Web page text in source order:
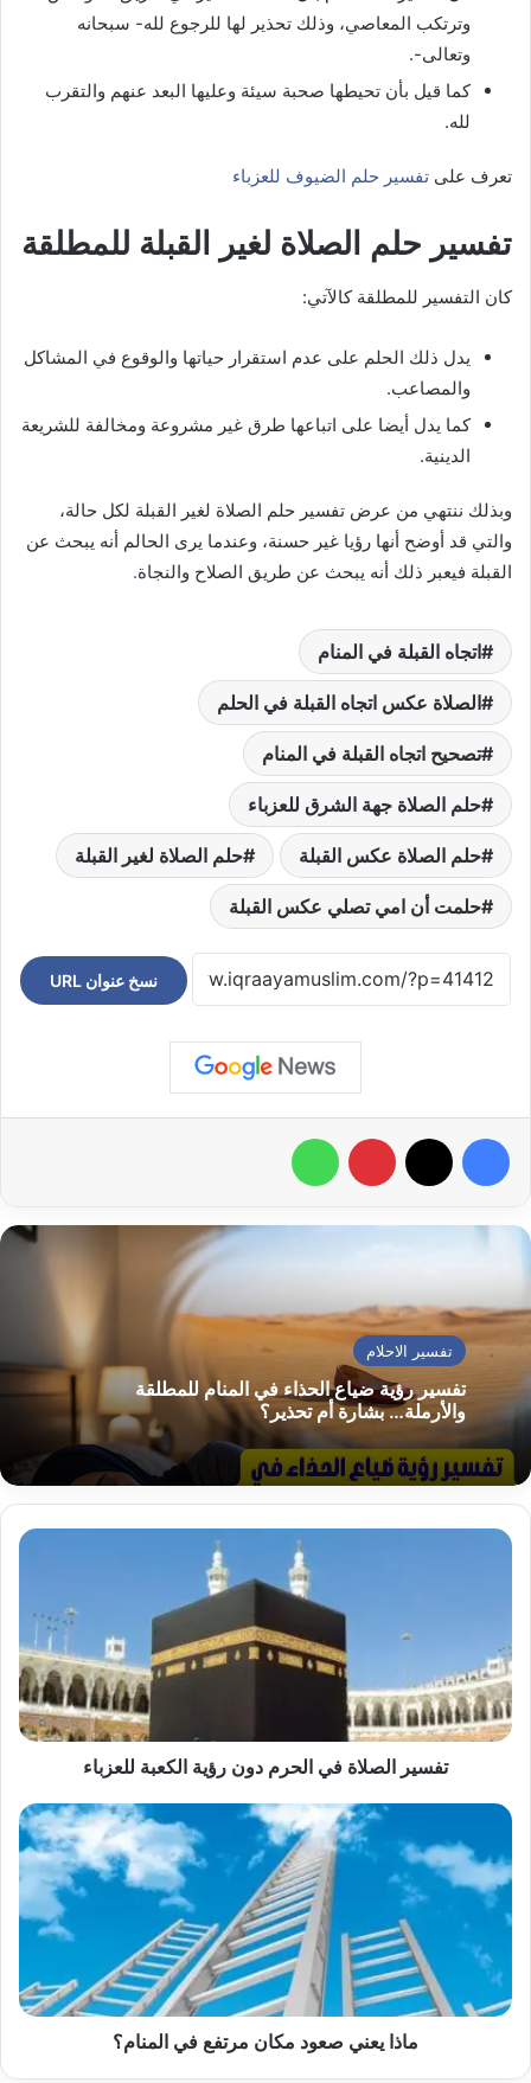
وترتكب المعاصي، وذلك تحذير لها للرجوع لله- سبحانه
وتعالى-.
كما قيل بأن تحيطها صحبة سيئة وعليها البعد عنهم والتقرب
لله.
تعرف على تفسير حلم الضيوف للعزباء
تفسير حلم الصلاة لغير القبلة للمطلقة
كان التفسير للمطلقة كالآتي:
يدل ذلك الحلم على عدم استقرار حياتها والوقوع في المشاكل
والمصاعب.
كما يدل أيضا على اتباعها طرق غير مشروعة ومخالفة للشريعة
الدينية.
وبذلك ننتهي من عرض تفسير حلم الصلاة لغير القبلة لكل حالة،
والتي قد أوضح أنها رؤيا غير حسنة، وعندما يرى الحالم أنه يبحث عن
القبلة فيعبر ذلك أنه يبحث عن طريق الصلاح والنجاة.
اتجاه القبلة في المنام
الصلاة عكس اتجاه القبلة في الحلم
تصحيح اتجاه القبلة في المنام
حلم الصلاة جهة الشرق للعزباء
حلم الصلاة عكس القبلة حلم الصلاة لغير القبلة
حلمت أن امي تصلي عكس القبلة
نسخ عنوان URL
فيسبوك بينتيريست
تفسير الاحلام
تفسير رؤية ضياع الحذاء في المنام للمطلقة
والأرملة… بشارة أم تحذير؟
تفسير
رؤية
الكعبة
للعزباء
تفسير الصلاة في الحرم دون رؤية الكعبة للعزباء
ماذا
صعود
مكان
مرتفع
المنام؟
ماذا يعني صعود مكان مرتفع في المنام؟